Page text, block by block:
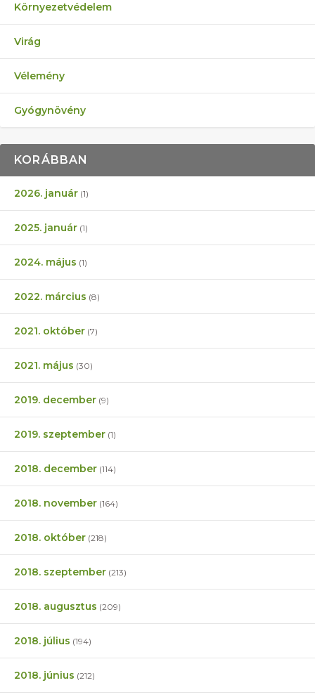
Környezetvédelem
Virág
Vélemény
Gyógynövény
KORÁBBAN
2026. január (1)
2025. január (1)
2024. május (1)
2022. március (8)
2021. október (7)
2021. május (30)
2019. december (9)
2019. szeptember (1)
2018. december (114)
2018. november (164)
2018. október (218)
2018. szeptember (213)
2018. augusztus (209)
2018. július (194)
2018. június (212)